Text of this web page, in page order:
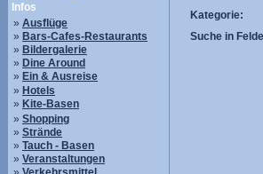
Infos
» Ausflüge
» Bars-Cafes-Restaurants
» Bildergalerie
» Dine Around
» Ein & Ausreise
» Hotels
» Kite-Basen
» Shopping
» Strände
» Tauch - Basen
» Veranstaltungen
Kategorie:
Suche in